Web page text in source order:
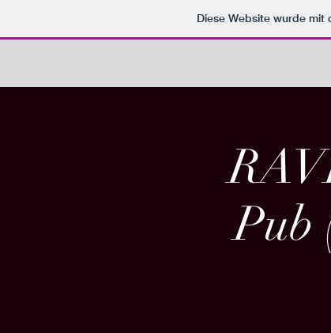
Diese Website wurde mit
Pub